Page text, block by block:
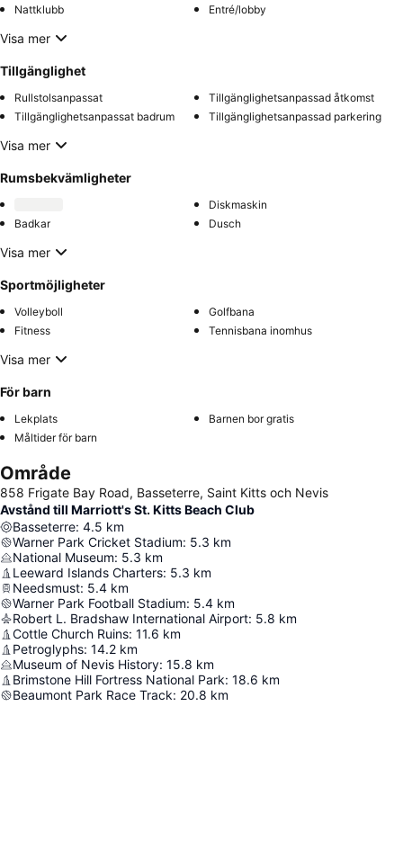
Nattklubb Entré/lobby
Visa mer
Tillgänglighet
Rullstolsanpassat
Tillgänglighetsanpassad åtkomst
Tillgänglighetsanpassat badrum
Tillgänglighetsanpassad parkering
Visa mer
Rumsbekvämligheter
Diskmaskin
Badkar
Dusch
Visa mer
Sportmöjligheter
Volleyboll
Golfbana
Fitness
Tennisbana inomhus
Visa mer
För barn
Lekplats
Barnen bor gratis
Måltider för barn
Område
858 Frigate Bay Road, Basseterre, Saint Kitts och Nevis
Avstånd till Marriott's St. Kitts Beach Club
Basseterre: 4.5 km
Warner Park Cricket Stadium: 5.3 km
National Museum: 5.3 km
Leeward Islands Charters: 5.3 km
Needsmust: 5.4 km
Warner Park Football Stadium: 5.4 km
Robert L. Bradshaw International Airport: 5.8 km
Cottle Church Ruins: 11.6 km
Petroglyphs: 14.2 km
Museum of Nevis History: 15.8 km
Brimstone Hill Fortress National Park: 18.6 km
Beaumont Park Race Track: 20.8 km